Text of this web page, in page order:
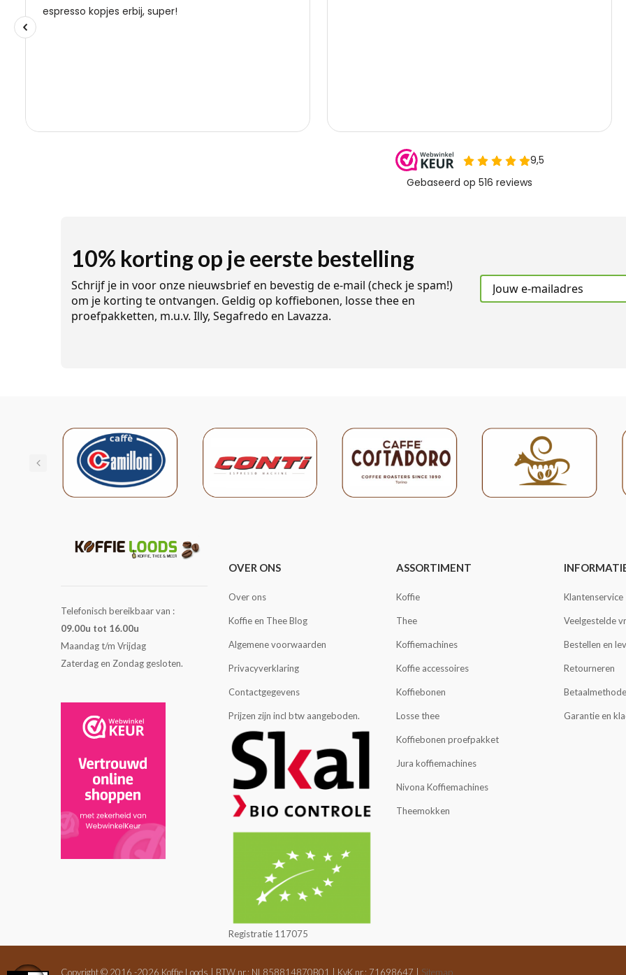
10% korting op je eerste bestelling
Schrijf je in voor onze nieuwsbrief en bevestig de e-mail (check je spam!)
om je korting te ontvangen. Geldig op koffiebonen, losse thee en
proefpakketten, m.u.v. Illy, Segafredo en Lavazza.
Telefonisch bereikbaar van :
09.00u tot 16.00u
Maandag t/m Vrijdag
Zaterdag en Zondag gesloten.
OVER ONS
Over ons
Koffie en Thee Blog
Algemene voorwaarden
Privacyverklaring
Contactgegevens
Prijzen zijn incl btw aangeboden.
Registratie 117075
ASSORTIMENT
Koffie
Thee
Koffiemachines
Koffie accessoires
Koffiebonen
Losse thee
Koffiebonen proefpakket
Jura koffiemachines
Nivona Koffiemachines
Theemokken
Klantenservice
Veelgestelde
Bestellen en
Retourneren
Garantie en
Copyright © 2016 -2026 Koffie Loods | BTW nr.: NL858814870B01 | KvK nr.: 71698647 | Sitemap